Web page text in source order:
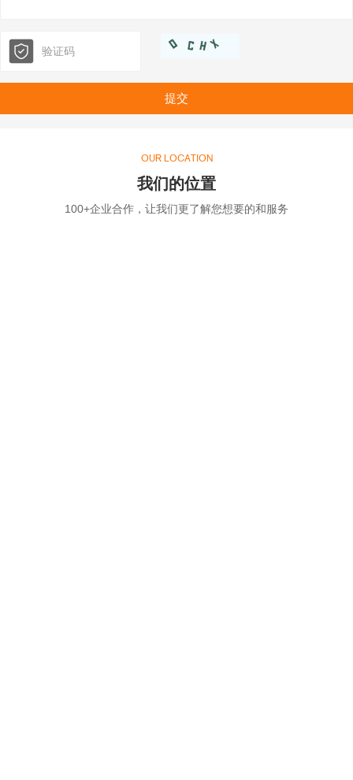
矿山风貌
提交
OUR LOCATION
我们的位置
100+企业合作，让我们更了解您想要的和服务